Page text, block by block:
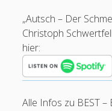
FÜNF FRAGEN an
neuropathischen
#22 Andrea Beerbaum:
Pain Nurses)
„Autsch – Der
Christoph
hier:
Alle Infos zu BEST